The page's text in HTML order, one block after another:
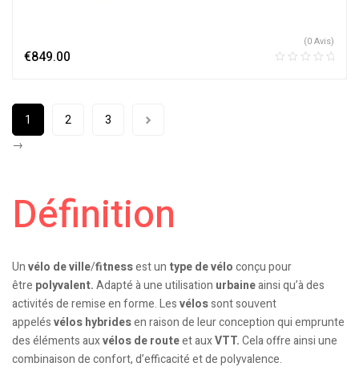
€849.00
(0 Avis)
1 2
3
→
Définition
Unvélo de ville/fitnessest un type de véloconçu pour
être polyvalent.Adapté à une utilisation urbaineainsi qu’à des
activités de remise en forme. Lesvélossont souvent
appelésvélos hybridesen raison de leur conception qui emprunte
des éléments auxvélos de routeet auxVTT.Cela offre ainsi une
combinaison de confort, d’efficacité et de polyvalence.